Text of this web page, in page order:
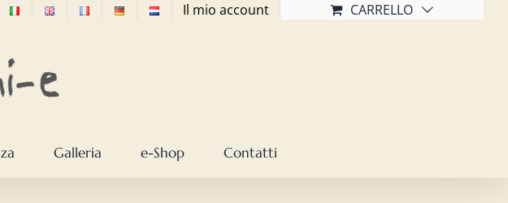
Il mio account CARRELLO
Galleria e-Shop Contatti